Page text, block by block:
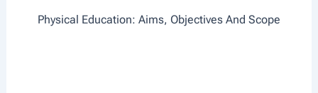
Physical Education: Aims, Objectives And Scope